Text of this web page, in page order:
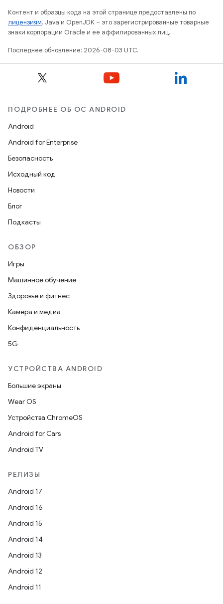
Контент и образцы кода на этой странице предоставлены по
лицензиям. Java и OpenJDK – это зарегистрированные товарные
знаки корпорации Oracle и ее аффилированных лиц.
Последнее обновление: 2026-08-03 UTC.
ПОДРОБНЕЕ ОБ ОС ANDROID
Android
Android for Enterprise
Безопасность
Исходный код
Новости
Блог
Подкасты
ОБЗОР
Игры
Машинное обучение
Здоровье и фитнес
Камера и медиа
Конфиденциальность
5G
УСТРОЙСТВА ANDROID
Большие экраны
Wear OS
Устройства ChromeOS
Android for Cars
Android TV
РЕЛИЗЫ
Android 17
Android 16
Android 15
Android 14
Android 13
Android 12
Android 11